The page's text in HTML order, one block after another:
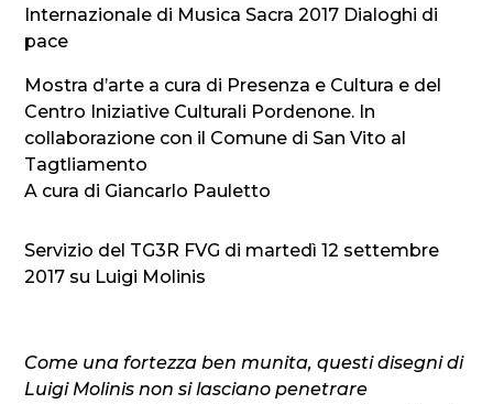
Internazionale di Musica Sacra 2017 Dialoghi di
pace
Mostra d’arte a cura di Presenza e Cultura e del
Centro Iniziative Culturali Pordenone. In
collaborazione con il Comune di San Vito al
Tagtliamento
A cura di Giancarlo Pauletto
Servizio del TG3R FVG di martedì 12 settembre
2017 su Luigi Molinis
Come una fortezza ben munita, questi disegni di
Luigi Molinis non si lasciano penetrare